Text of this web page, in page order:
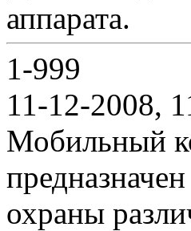
аппарата.
1-999
11-12-2008,
Мобильный
охраны